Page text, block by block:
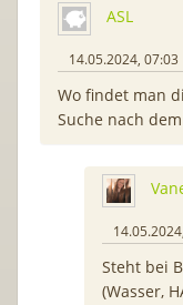
ASL
14.05.2024, 07:03
Wo findet man
Suche nach
Steht bei
(Wasser,